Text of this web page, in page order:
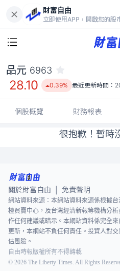
財富自由
立即使用APP，開啟您的股
28.10
品元 6963
28.10 0.39% 最近更新時間：
個股概覽 財務報表
很抱歉！暫時
關於財富自由 免責聲明
網站資料來源：本網站資料來源係根據
檯買賣中心，及台灣經濟新報等機構分
作任何建議或暗示。本網站資料係完全
更新，本網站不負任何責任。投資人對
估風險。
自由時報版權所有不得轉載
© 2026 The Liberty Times. All Rights